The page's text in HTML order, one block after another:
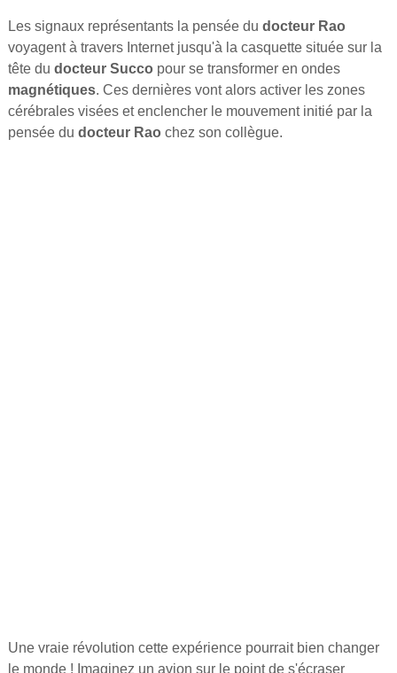
Les signaux représentants la pensée du docteur Rao
voyagent à travers Internet jusqu'à la casquette située sur la
tête du docteur Succo pour se transformer en ondes
magnétiques. Ces dernières vont alors activer les zones
cérébrales visées et enclencher le mouvement initié par la
pensée du docteur Rao chez son collègue.
Une vraie révolution cette expérience pourrait bien changer
le monde ! Imaginez un avion sur le point de s'écraser